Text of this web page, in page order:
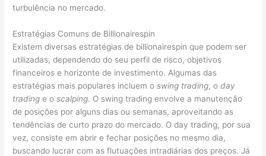
turbulência no mercado.
Estratégias Comuns de Billionairespin
Existem diversas estratégias de billionairespin que podem ser
utilizadas, dependendo do seu perfil de risco, objetivos
financeiros e horizonte de investimento. Algumas das
estratégias mais populares incluem oswing trading, oday
trading e oscalping. O swing trading envolve a manutenção
de posições por alguns dias ou semanas, aproveitando as
tendências de curto prazo do mercado. O day trading, por sua
vez, consiste em abrir e fechar posições no mesmo dia,
buscando lucrar com as flutuações intradiárias dos preços. Já